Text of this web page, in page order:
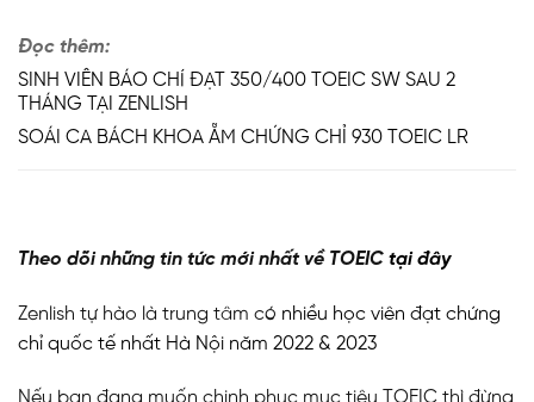
Đọc thêm:
SINH VIÊN BÁO CHÍ ĐẠT 350/400 TOEIC SW SAU 2
THÁNG TẠI ZENLISH
SOÁI CA BÁCH KHOA ẴM CHỨNG CHỈ 930 TOEIC LR
Theo dõi những tin tức mới nhất về TOEIC tại đây
Zenlish tự hào là trung tâm có nhiều học viên đạt chứng
chỉ quốc tế nhất Hà Nội năm 2022 & 2023